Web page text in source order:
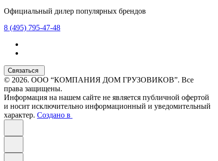
Официальный дилер популярных брендов
8 (495) 795-47-48
Связаться
© 2026. ООО “КОМПАНИЯ ДОМ ГРУЗОВИКОВ”. Все
права защищены.
Информация на нашем сайте не является публичной офертой
и носит исключительно информационный и уведомительный
характер. Создано в